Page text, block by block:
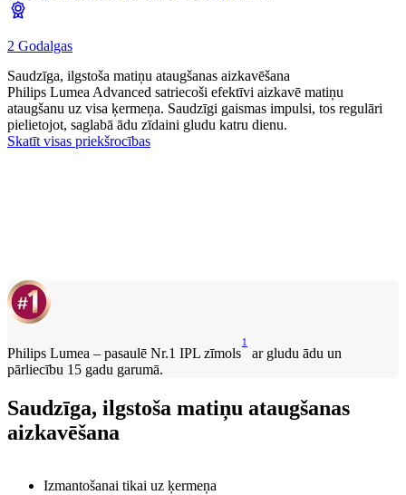
2 Godalgas
Saudzīga, ilgstoša matiņu ataugšanas aizkavēšana
Philips Lumea Advanced satriecoši efektīvi aizkavē matiņu
ataugšanu uz visa ķermeņa. Saudzīgi gaismas impulsi, tos regulāri
pielietojot, saglabā ādu zīdaini gludu katru dienu.
Skatīt visas priekšrocības
Philips Lumea – pasaulē Nr.1 IPL zīmols
1
ar gludu ādu un
pārliecību 15 gadu garumā.
Saudzīga, ilgstoša matiņu ataugšanas
aizkavēšana
Izmantošanai tikai uz ķermeņa